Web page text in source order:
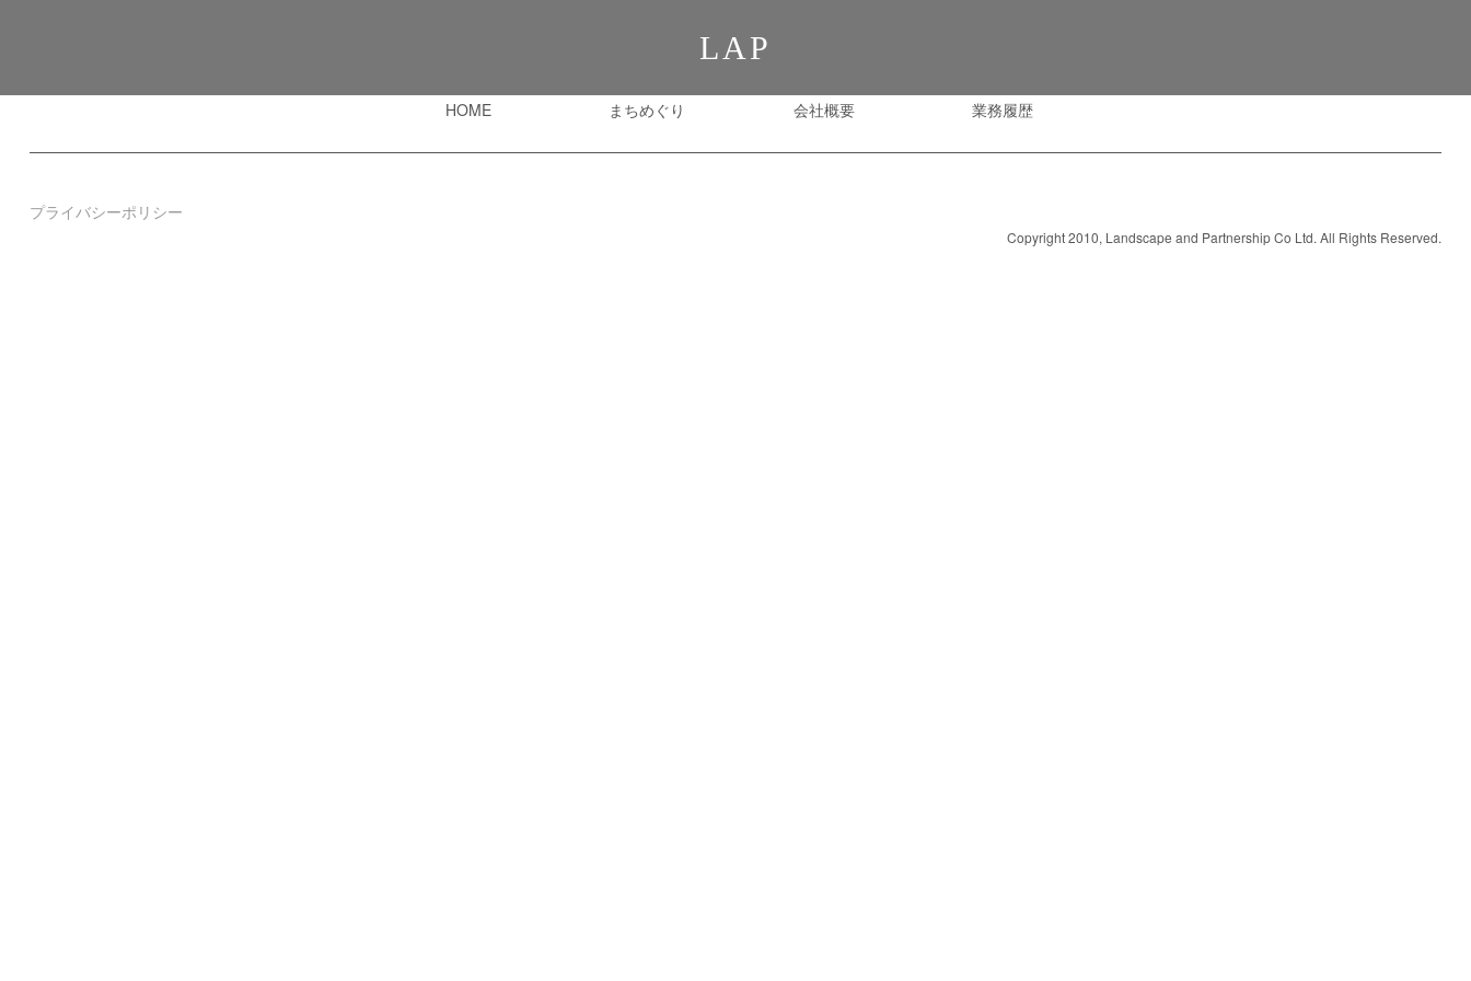
LAP
HOME まちめぐり 会社概要 業務履歴
プライバシーポリシー
Copyright 2010, Landscape and Partnership Co Ltd. All Rights Reserved.